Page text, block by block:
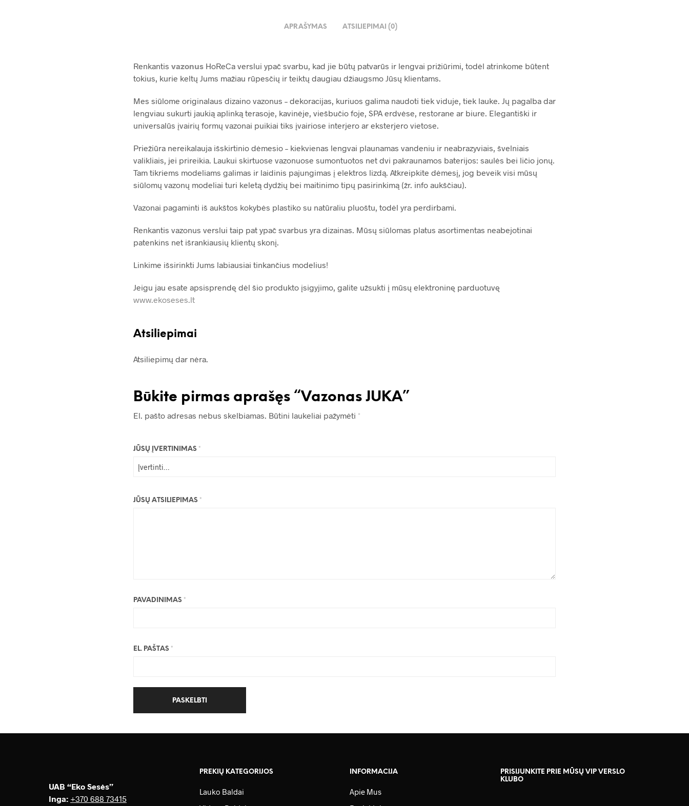
APRAŠYMAS ATSILIEPIMAI (0)
Renkantis vazonus HoReCa verslui ypač svarbu, kad jie būtų patvarūs ir lengvai prižiūrimi, todėl atrinkome būtent
tokius, kurie keltų Jums mažiau rūpesčių ir teiktų daugiau džiaugsmo Jūsų klientams.
Mes siūlome originalaus dizaino vazonus – dekoracijas, kuriuos galima naudoti tiek viduje, tiek lauke. Jų pagalba dar
lengviau sukurti jaukią aplinką terasoje, kavinėje, viešbučio foje, SPA erdvėse, restorane ar biure. Elegantiški ir
universalūs įvairių formų vazonai puikiai tiks įvairiose interjero ar eksterjero vietose.
Priežiūra nereikalauja išskirtinio dėmesio – kiekvienas lengvai plaunamas vandeniu ir neabrazyviais, švelniais
valikliais, jei prireikia. Laukui skirtuose vazonuose sumontuotos net dvi pakraunamos baterijos: saulės bei ličio jonų.
Tam tikriems modeliams galimas ir laidinis pajungimas į elektros lizdą. Atkreipkite dėmesį, jog beveik visi mūsų
siūlomų vazonų modeliai turi keletą dydžių bei maitinimo tipų pasirinkimą (žr. info aukščiau).
Vazonai pagaminti iš aukštos kokybės plastiko su natūraliu pluoštu, todėl yra perdirbami.
Renkantis vazonus verslui taip pat ypač svarbus yra dizainas. Mūsų siūlomas platus asortimentas neabejotinai
patenkins net išrankiausių klientų skonį.
Linkime išsirinkti Jums labiausiai tinkančius modelius!
Jeigu jau esate apsisprendę dėl šio produkto įsigyjimo, galite užsukti į mūsų elektroninę parduotuvę
www.ekoseses.lt
Atsiliepimai
Atsiliepimų dar nėra.
Būkite pirmas aprašęs “Vazonas JUKA”
El. pašto adresas nebus skelbiamas. Būtini laukeliai pažymėti *
JŪSŲ ĮVERTINIMAS *
JŪSŲ ATSILIEPIMAS *
PAVADINIMAS *
EL. PAŠTAS *
UAB “Eko Sesės”
Inga: +370 688 73415
PREKIŲ KATEGORIJOS
Lauko Baldai
INFORMACIJA
Apie Mus
PRISIJUNKITE PRIE MŪSŲ VIP VERSLO
KLUBO